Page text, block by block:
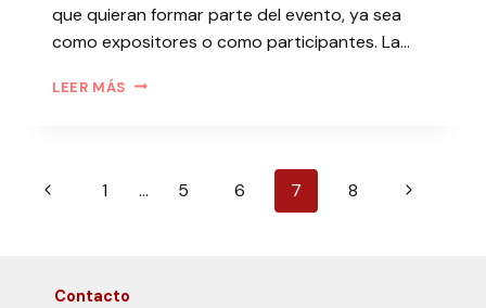
que quieran formar parte del evento, ya sea
como expositores o como participantes. La…
LEER MÁS
1 … 5 6 7 8
Contacto